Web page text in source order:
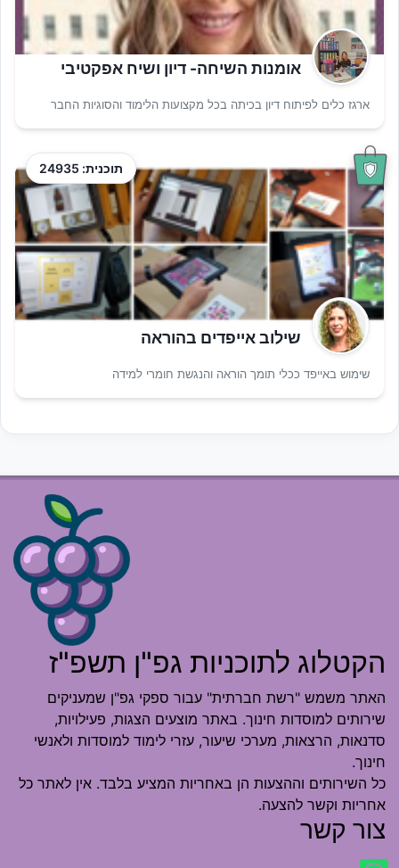
אומנות השיחה- דיון ושיח אפקטיבי
ארגז כלים לפיתוח דיון בכיתה בכל מקצועות הלימוד והסוגיות החבר
תוכנית: 24935
שילוב אייפדים בהוראה
שימוש באייפד ככלי תומך הוראה והנגשת חומרי למידה
הקטלוג לתוכניות גפ"ן תשפ"ז
האתר משמש "רשת חברתית" עבור ספקי גפ"ן שמעניקים
שירותים למוסדות חינוך. באתר מוצעים הצגות, פעילויות,
סדנאות, הרצאות, מערכי שיעור, עזרי לימוד למוסדות ולאנשי
חינוך.
כל השירותים וההצעות הן באחריות המציע בלבד. אין לאתר כל
אחריות וקשר להצעה.
צור קשר